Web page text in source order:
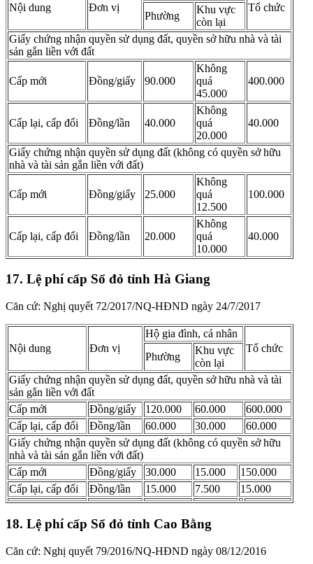
Nội dung Đơn vị
Tổ chức
Phường
Khu vực
còn lại
Giấy chứng nhận quyền sử dụng đất, quyền sở hữu nhà và tài
sản gắn liền với đất
Cấp mới Đồng/giấy 90.000
Không
quá
45.000
400.000
Cấp lại, cấp đổi Đồng/lần 40.000
Không
quá
20.000
40.000
Giấy chứng nhận quyền sử dụng đất (không có quyền sở hữu
nhà và tài sản gắn liền với đất)
Cấp mới Đồng/giấy 25.000
Không
quá
12.500
100.000
Cấp lại, cấp đổi Đồng/lần 20.000
Không
quá
10.000
40.000
17. Lệ phí cấp Sổ đỏ tỉnh Hà Giang
Căn cứ: Nghị quyết 72/2017/NQ-HĐND ngày 24/7/2017
Nội dung Đơn vị
Hộ gia đình, cá nhân
Tổ chức
Phường
Khu vực
còn lại
Giấy chứng nhận quyền sử dụng đất, quyền sở hữu nhà và tài
sản gắn liền với đất
Cấp mới
​Đồng/giấy 120.000 60.000
600.000
Cấp lại, cấp đổi
​Đồng/lần 60.000 30.000
60.000
Giấy chứng nhận quyền sử dụng đất (không có quyền sở hữu
nhà và tài sản gắn liền với đất)
Cấp mới
​Đồng/giấy 30.000 15.000
150.000
Cấp lại, cấp đổi
​Đồng/lần 15.000 7.500 15.000
18. Lệ phí cấp Sổ đỏ tỉnh Cao Bằng
Căn cứ: Nghị quyết 79/2016/NQ-HĐND ngày 08/12/2016